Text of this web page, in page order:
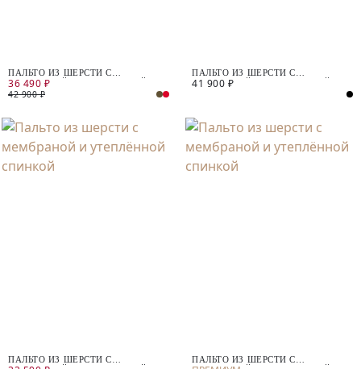
ПАЛЬТО ИЗ ШЕРСТИ С
МЕМБРАНОЙ И УТЕПЛЁННОЙ
СПИНКОЙ
36 490 ₽
42 900 ₽
ПАЛЬТО ИЗ ШЕРСТИ С
МЕМБРАНОЙ И УТЕПЛЁННОЙ
41 900 ₽
ПАЛЬТО ИЗ ШЕРСТИ С
ПАЛЬТО ИЗ ШЕРСТИ С